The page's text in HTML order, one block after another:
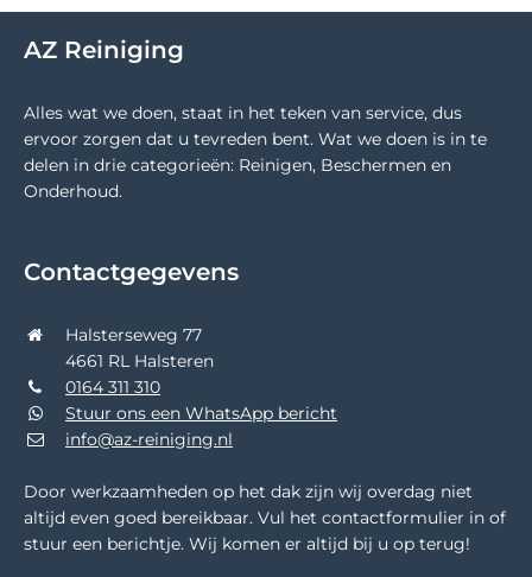
AZ Reiniging
Alles wat we doen, staat in het teken van service, dus
ervoor zorgen dat u tevreden bent. Wat we doen is in te
delen in drie categorieën: Reinigen, Beschermen en
Onderhoud.
Contactgegevens
Halsterseweg 77
4661 RL Halsteren
0164 311 310
Stuur ons een WhatsApp bericht
info@az-reiniging.nl
Door werkzaamheden op het dak zijn wij overdag niet
altijd even goed bereikbaar. Vul het contactformulier in of
stuur een berichtje. Wij komen er altijd bij u op terug!